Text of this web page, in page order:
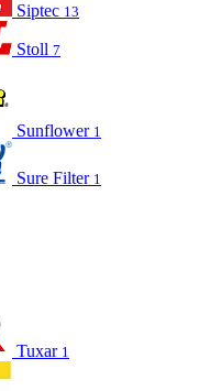
Siptec 13
Stoll 7
Sunflower 1
Sure Filter 1
Tuxar 1